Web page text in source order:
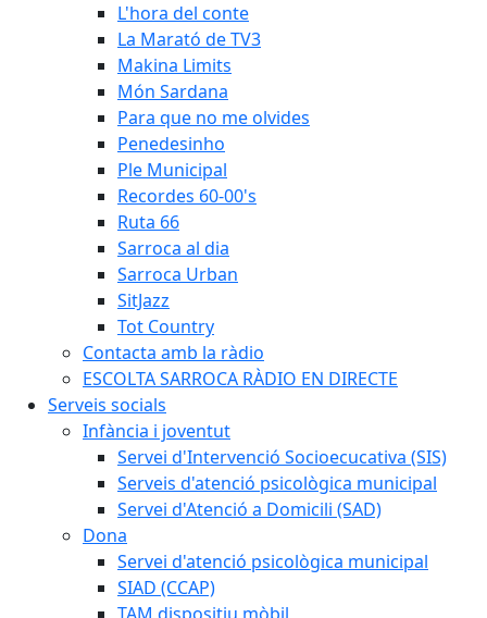
L'hora del conte
La Marató de TV3
Makina Limits
Món Sardana
Para que no me olvides
Penedesinho
Ple Municipal
Recordes 60-00's
Ruta 66
Sarroca al dia
Sarroca Urban
SitJazz
Tot Country
Contacta amb la ràdio
ESCOLTA SARROCA RÀDIO EN DIRECTE
Serveis socials
Infància i joventut
Servei d'Intervenció Socioecucativa (SIS)
Serveis d'atenció psicològica municipal
Servei d'Atenció a Domicili (SAD)
Dona
Servei d'atenció psicològica municipal
SIAD (CCAP)